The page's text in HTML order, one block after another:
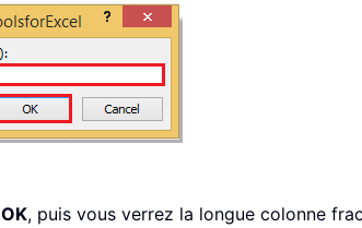
OK, puis vous verrez la longue colonne